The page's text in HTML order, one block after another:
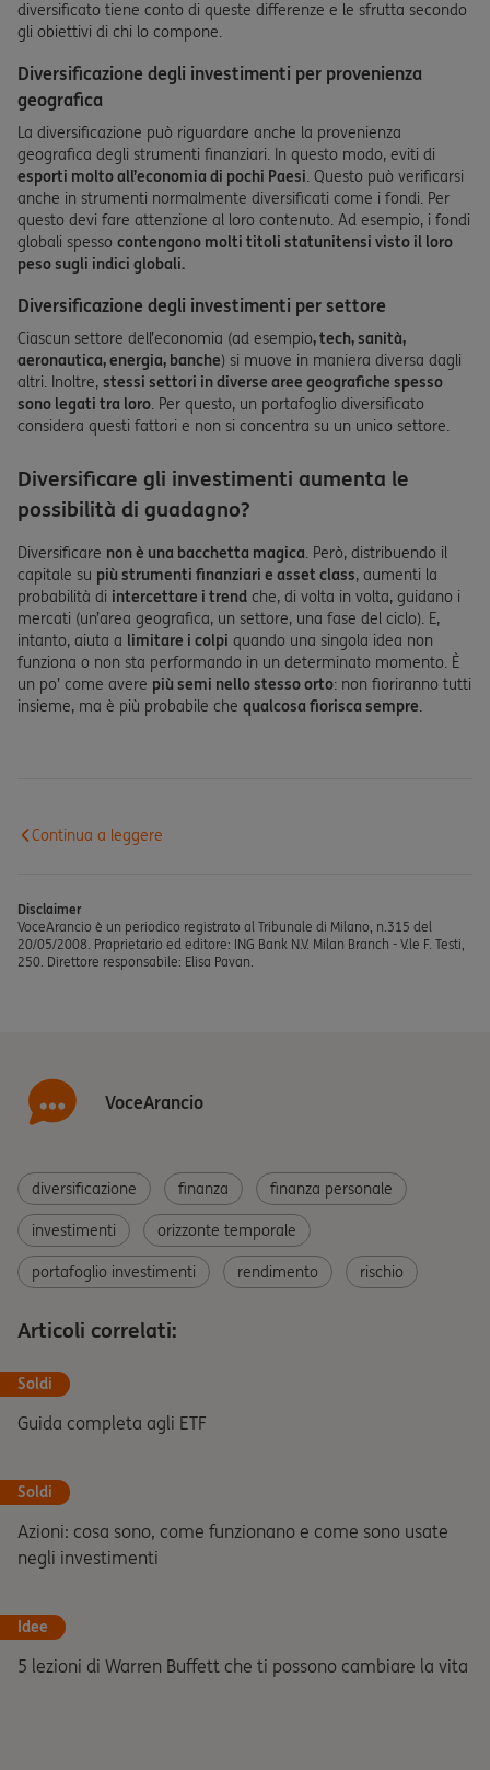
diversificato tiene conto di queste differenze e le sfrutta secondo
gli obiettivi di chi lo compone.
Diversificazione degli investimenti per provenienza
geografica
La diversificazione può riguardare anche la provenienza
geografica degli strumenti finanziari. In questo modo, eviti di
esporti molto all’economia di pochi Paesi. Questo può verificarsi
anche in strumenti normalmente diversificati come i fondi. Per
questo devi fare attenzione al loro contenuto. Ad esempio, i fondi
globali spesso contengono molti titoli statunitensi visto il loro
peso sugli indici globali.
Diversificazione degli investimenti per settore
Ciascun settore dell’economia (ad esempio, tech, sanità,
aeronautica, energia, banche) si muove in maniera diversa dagli
altri. Inoltre, stessi settori in diverse aree geografiche spesso
sono legati tra loro. Per questo, un portafoglio diversificato
considera questi fattori e non si concentra su un unico settore.
Diversificare gli investimenti aumenta le
possibilità di guadagno?
Diversificare non è una bacchetta magica. Però, distribuendo il
capitale su più strumenti finanziari e asset class, aumenti la
probabilità di intercettare i trend che, di volta in volta, guidano i
mercati (un’area geografica, un settore, una fase del ciclo). E,
intanto, aiuta a limitare i colpi quando una singola idea non
funziona o non sta performando in un determinato momento. È
un po’ come avere più semi nello stesso orto: non fioriranno tutti
insieme, ma è più probabile che qualcosa fiorisca sempre.
Continua a leggere
Disclaimer
VoceArancio è un periodico registrato al Tribunale di Milano, n.315 del
20/05/2008. Proprietario ed editore: ING Bank N.V. Milan Branch - V.le F. Testi,
250. Direttore responsabile: Elisa Pavan.
VoceArancio
diversificazione finanza finanza personale
investimenti orizzonte temporale
portafoglio investimenti rendimento rischio
Articoli correlati:
Soldi
Guida completa agli ETF
Soldi
Azioni: cosa sono, come funzionano e come sono usate
negli investimenti
Idee
5 lezioni di Warren Buffett che ti possono cambiare la vita